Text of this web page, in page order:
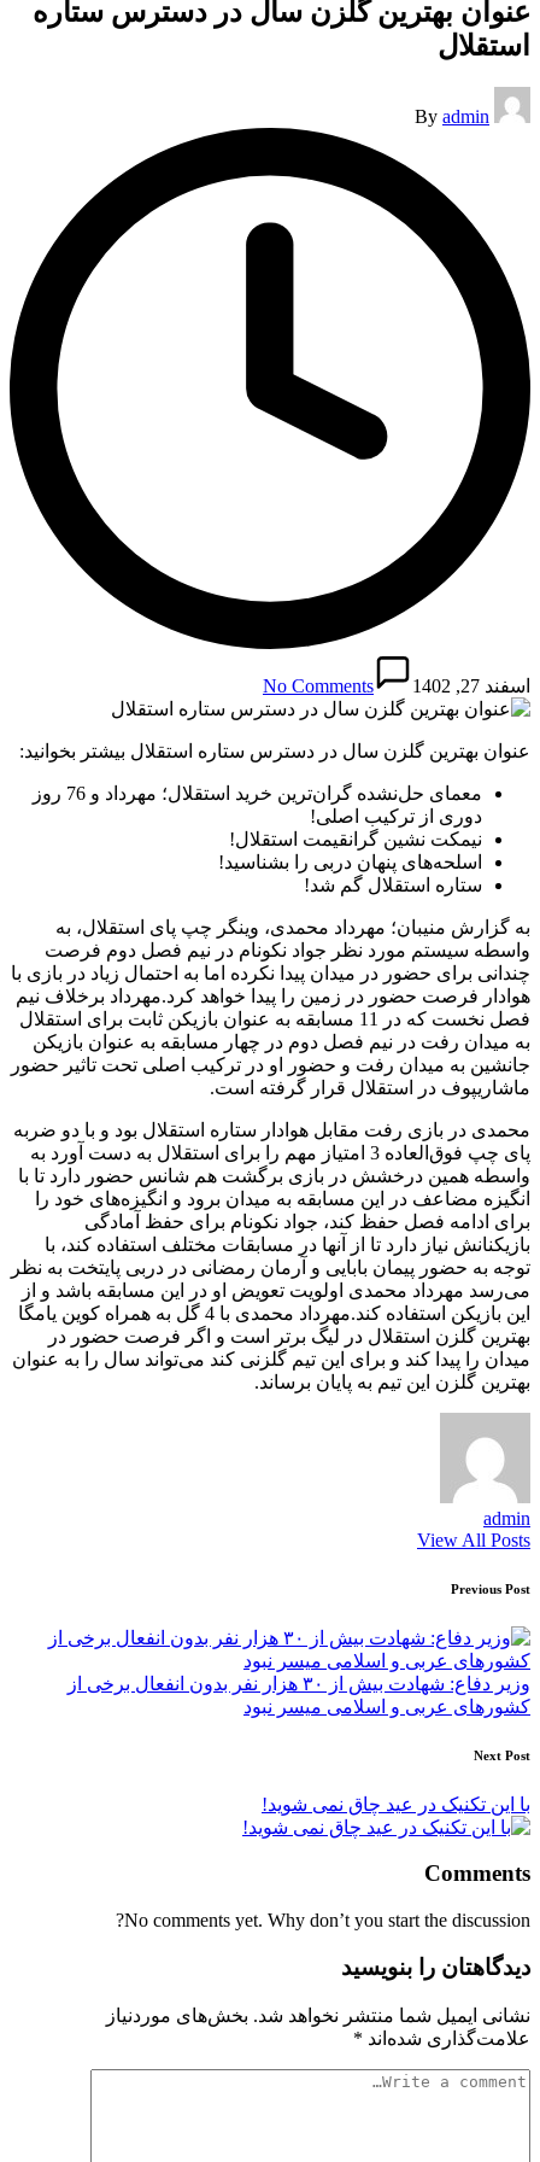
عنوان بهترین‌ گلزن سال در دسترس ستاره
استقلال
Posted
by
By admin
اسفند 27, 1402 No Comments
عنوان بهترین‌ گلزن سال در دسترس ستاره استقلال بیشتر بخوانید:
معمای حل‌نشده گران‌ترین خرید استقلال؛ مهرداد و 76 روز
دوری از ترکیب اصلی!
نیمکت نشین گرانقیمت استقلال!
اسلحه‌های پنهان دربی را بشناسید!
ستاره استقلال گم شد!
به گزارش منیبان؛ مهرداد محمدی، وینگر چپ پای استقلال، به
واسطه سیستم مورد نظر جواد نکونام در نیم فصل دوم فرصت
چندانی برای حضور در میدان پیدا نکرده اما به احتمال زیاد در بازی با
هوادار فرصت حضور در زمین را پیدا خواهد کرد.مهرداد برخلاف نیم
فصل نخست که در 11 مسابقه به عنوان بازیکن ثابت برای استقلال
به میدان رفت در نیم فصل دوم در چهار مسابقه به عنوان بازیکن
جانشین به میدان رفت و حضور او در ترکیب اصلی تحت تاثیر حضور
ماشاریپوف در استقلال قرار گرفته است.
محمدی در بازی رفت مقابل هوادار ستاره استقلال بود و با دو ضربه
پای چپ فوق‌العاده 3 امتیاز مهم را برای استقلال به دست آورد به
واسطه همین درخشش در بازی برگشت هم شانس حضور دارد تا با
انگیزه مضاعف در این مسابقه به میدان برود و انگیزه‌های خود را
برای ادامه فصل حفظ کند، جواد نکونام برای حفظ آمادگی
بازیکنانش نیاز دارد تا از آنها در مسابقات مختلف استفاده کند، با
توجه به حضور پیمان بابایی و آرمان رمضانی در دربی پایتخت به نظر
می‌رسد مهرداد محمدی اولویت تعویض او در این مسابقه باشد و از
این بازیکن استفاده کند.مهرداد محمدی با 4 گل به همراه کوین یامگا
بهترین گلزن استقلال در لیگ برتر است و اگر فرصت حضور در
میدان را پیدا کند و برای این تیم گلزنی کند می‌تواند سال را به عنوان
بهترین گلزن این تیم به پایان برساند.
admin
View All Posts
Post
navigation
Previous Post
وزیر دفاع: شهادت بیش از ۳۰ هزار نفر بدون انفعال برخی از
کشورهای عربی و اسلامی میسر نبود
Next Post
با این تکنیک در عید چاق نمی شوید!
Comments
No comments yet. Why don’t you start the discussion?
دیدگاهتان را بنویسید
نشانی ایمیل شما منتشر نخواهد شد. بخش‌های موردنیاز
علامت‌گذاری شده‌اند *